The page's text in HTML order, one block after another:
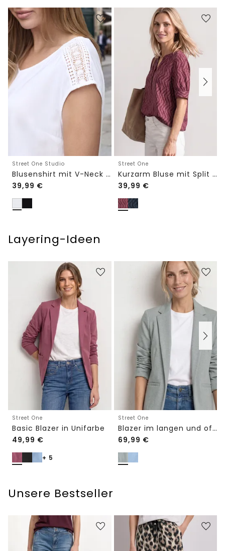
Street One Studio
Blusenshirt mit V-Neck und Spitze
39,99 €
Street One
Kurzarm Bluse mit Split Neck und Elastiksaum
39,99 €
Layering-Ideen
Street One
Basic Blazer in Unifarbe
49,99 €
+ 5
Street One
Blazer im langen und offenen Schnitt
69,99 €
Unsere Bestseller